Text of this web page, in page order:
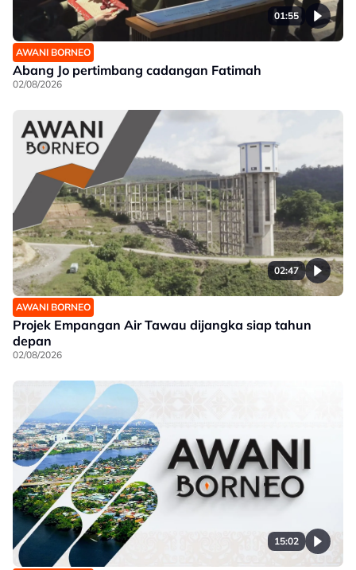
01:55
AWANI BORNEO
Abang Jo pertimbang cadangan Fatimah
02/08/2026
02:47
AWANI BORNEO
Projek Empangan Air Tawau dijangka siap tahun
depan
02/08/2026
15:02